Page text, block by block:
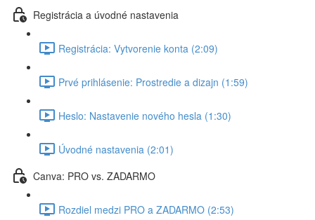
Registrácia a úvodné nastavenia
Registrácia: Vytvorenie konta (2:09)
Prvé prihlásenie: Prostredie a dizajn (1:59)
Heslo: Nastavenie nového hesla (1:30)
Úvodné nastavenia (2:01)
Canva: PRO vs. ZADARMO
Rozdiel medzi PRO a ZADARMO (2:53)